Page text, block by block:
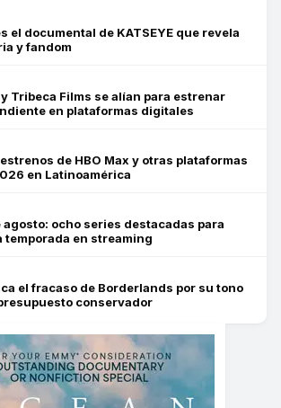
el documental de KATSEYE que revela
y fandom
Tribeca Films se alían para estrenar
en plataformas digitales
de HBO Max y otras plataformas
en Latinoamérica
agosto: ocho series destacadas para
temporada en streaming
el fracaso de Borderlands por su tono
conservador